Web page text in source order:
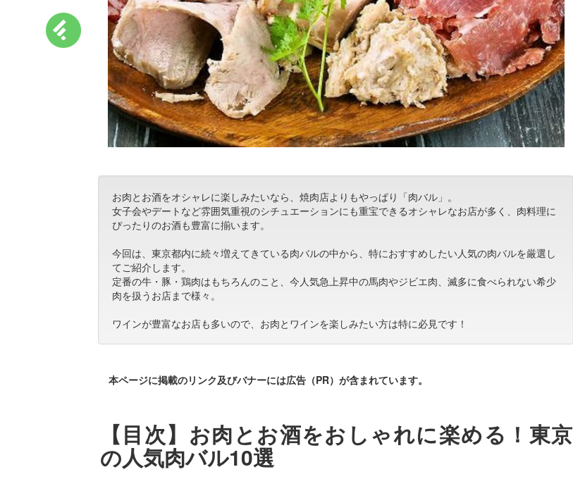
お肉とお酒をオシャレに楽しみたいなら、焼肉店よりもやっぱり「肉バル」。
女子会やデートなど雰囲気重視のシチュエーションにも重宝できるオシャレなお店が多く、肉料理に
ぴったりのお酒も豊富に揃います。
今回は、東京都内に続々増えてきている肉バルの中から、特におすすめしたい人気の肉バルを厳選し
てご紹介します。
定番の牛・豚・鶏肉はもちろんのこと、今人気急上昇中の馬肉やジビエ肉、滅多に食べられない希少
肉を扱うお店まで様々。
ワインが豊富なお店も多いので、お肉とワインを楽しみたい方は特に必見です！
本ページに掲載のリンク及びバナーには広告（PR）が含まれています。
【目次】お肉とお酒をおしゃれに楽める！東京
の人気肉バル10選